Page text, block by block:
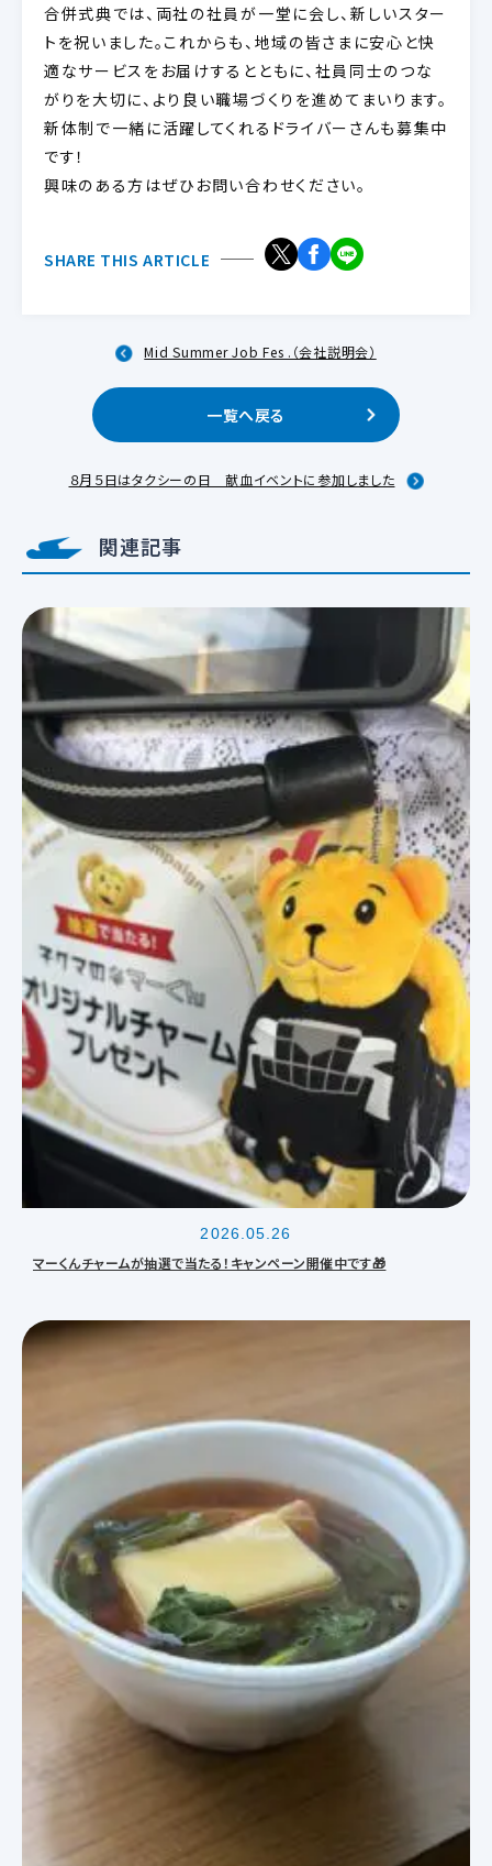
合併式典では、両社の社員が一堂に会し、新しいスター
トを祝いました。これからも、地域の皆さまに安心と快
適なサービスをお届けするとともに、社員同士のつな
がりを大切に、より良い職場づくりを進めてまいります。
新体制で一緒に活躍してくれるドライバーさんも募集中
です！
興味のある方はぜひお問い合わせください。
SHARE THIS ARTICLE
Mid Summer Job Fes .（会社説明会）
一覧へ戻る
８月５日はタクシーの日 献血イベントに参加しました
関連記事
2026.05.26
マーくんチャームが抽選で当たる！キャンペーン開催中です🎁